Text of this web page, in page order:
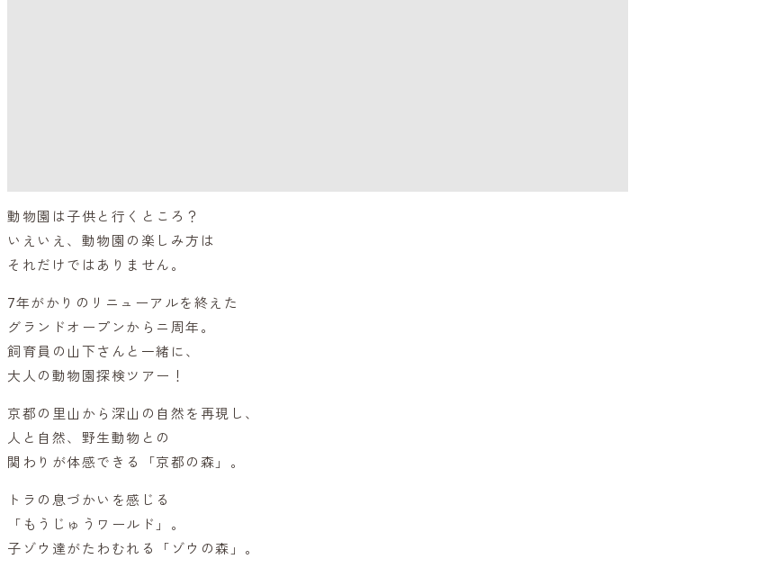
動物園は子供と行くところ？
いえいえ、動物園の楽しみ方は
それだけではありません。
7年がかりのリニューアルを終えた
グランドオープンからニ周年。
飼育員の山下さんと一緒に、
大人の動物園探検ツアー！
京都の里山から深山の自然を再現し、
人と自然、野生動物との
関わりが体感できる「京都の森」。
トラの息づかいを感じる
「もうじゅうワールド」。
子ゾウ達がたわむれる「ゾウの森」。